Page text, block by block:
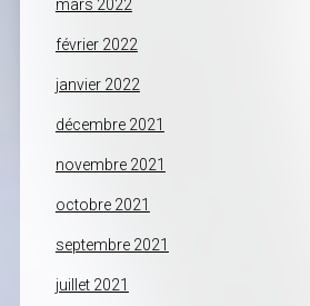
mars 2022
février 2022
janvier 2022
décembre 2021
novembre 2021
octobre 2021
septembre 2021
juillet 2021